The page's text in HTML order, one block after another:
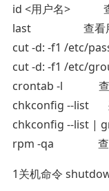
id <用户名> 查
last 查看用
cut -d: -f1 /etc/
cut -d: -f1 /etc/
crontab -l 查看
chkconfig --list
chkconfig --list |
rpm -qa 查看
1关机命令